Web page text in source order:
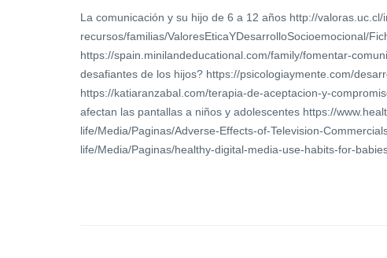
La comunicación y su hijo de 6 a 12 años http://valoras.uc.cl/
recursos/familias/ValoresEticaYDesarrolloSocioemocional/
https://spain.minilandeducational.com/family/fomentar-
desafiantes de los hijos? https://psicologiaymente.com/
https://katiaranzabal.com/terapia-de-aceptacion-y-
afectan las pantallas a niños y adolescentes https://
life/Media/Paginas/Adverse-Effects-of-Television-
life/Media/Paginas/healthy-digital-media-use-habits-for-